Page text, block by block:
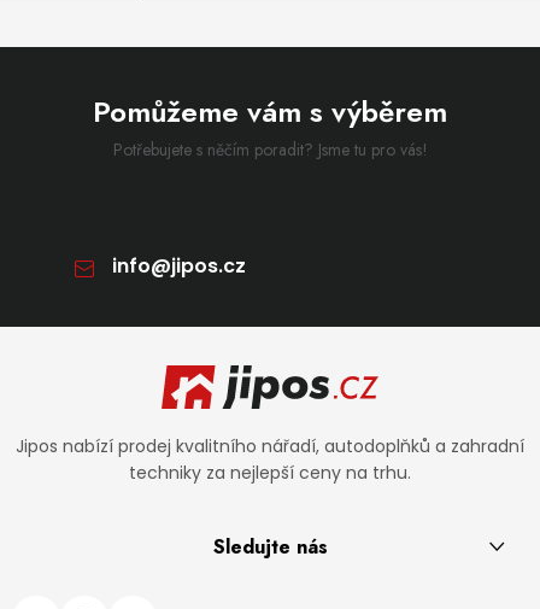
Pomůžeme vám s výběrem
Potřebujete s něčím poradit? Jsme tu pro vás!
info@jipos.cz
Zápatí
Jipos nabízí prodej kvalitního nářadí, autodoplňků a zahradní
techniky za nejlepší ceny na trhu.
Sledujte nás